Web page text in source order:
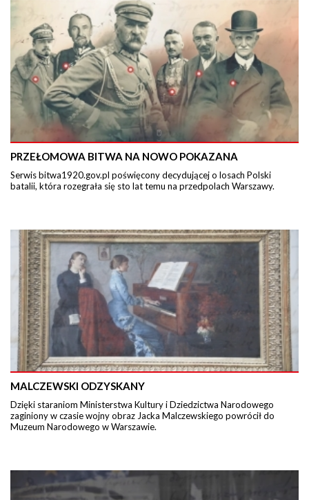
PRZEŁOMOWA BITWA NA NOWO POKAZANA
Serwis bitwa1920.gov.pl poświęcony decydującej o losach Polski
batalii, która rozegrała się sto lat temu na przedpolach Warszawy.
MALCZEWSKI ODZYSKANY
Dzięki staraniom Ministerstwa Kultury i Dziedzictwa Narodowego
zaginiony w czasie wojny obraz Jacka Malczewskiego powrócił do
Muzeum Narodowego w Warszawie.